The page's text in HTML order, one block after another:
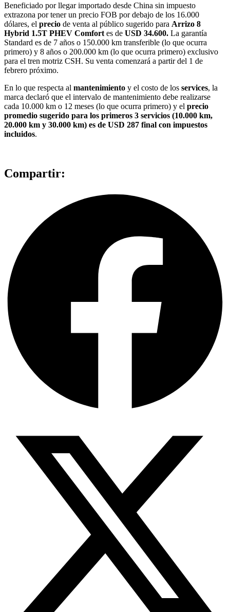
Beneficiado por llegar importado desde China sin impuesto
extrazona por tener un precio FOB por debajo de los 16.000
dólares, el precio de venta al público sugerido para Arrizo 8
Hybrid 1.5T PHEV Comfort es de USD 34.600. La garantía
Standard es de 7 años o 150.000 km transferible (lo que ocurra
primero) y 8 años o 200.000 km (lo que ocurra primero) exclusivo
para el tren motriz CSH. Su venta comenzará a partir del 1 de
febrero próximo.
En lo que respecta al mantenimiento y el costo de los services, la
marca declaró que el intervalo de mantenimiento debe realizarse
cada 10.000 km o 12 meses (lo que ocurra primero) y el precio
promedio sugerido para los primeros 3 servicios (10.000 km,
20.000 km y 30.000 km) es de USD 287 final con impuestos
incluidos.
Compartir: